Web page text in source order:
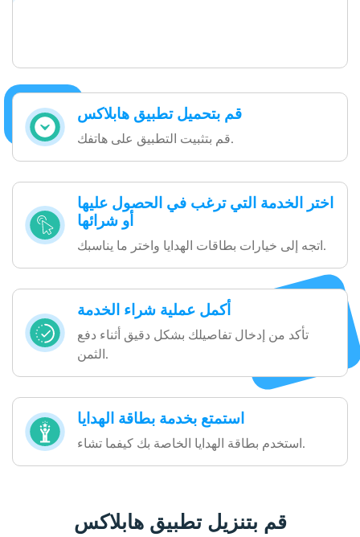
قم بتحميل تطبيق هابلاكس
قم بتثبيت التطبيق على هاتفك.
اختر الخدمة التي ترغب في الحصول عليها
أو شرائها
اتجه إلى خيارات بطاقات الهدايا واختر ما يناسبك.
أكمل عملية شراء الخدمة
تأكد من إدخال تفاصيلك بشكل دقيق أثناء دفع
الثمن.
استمتع بخدمة بطاقة الهدايا
استخدم بطاقة الهدايا الخاصة بك كيفما تشاء.
قم بتنزيل تطبيق هابلاكس